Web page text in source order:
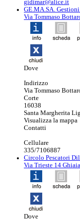
gidimar@alice.it
GE.MA.SA.
Via Tommaso
Dove
Indirizzo
Via Tommaso
Corte
16038
Santa Margherita
Visualizza la mappa
Contatti
Cellulare
335/7106887
Circolo Pescatori
Via Trieste 14
Dove